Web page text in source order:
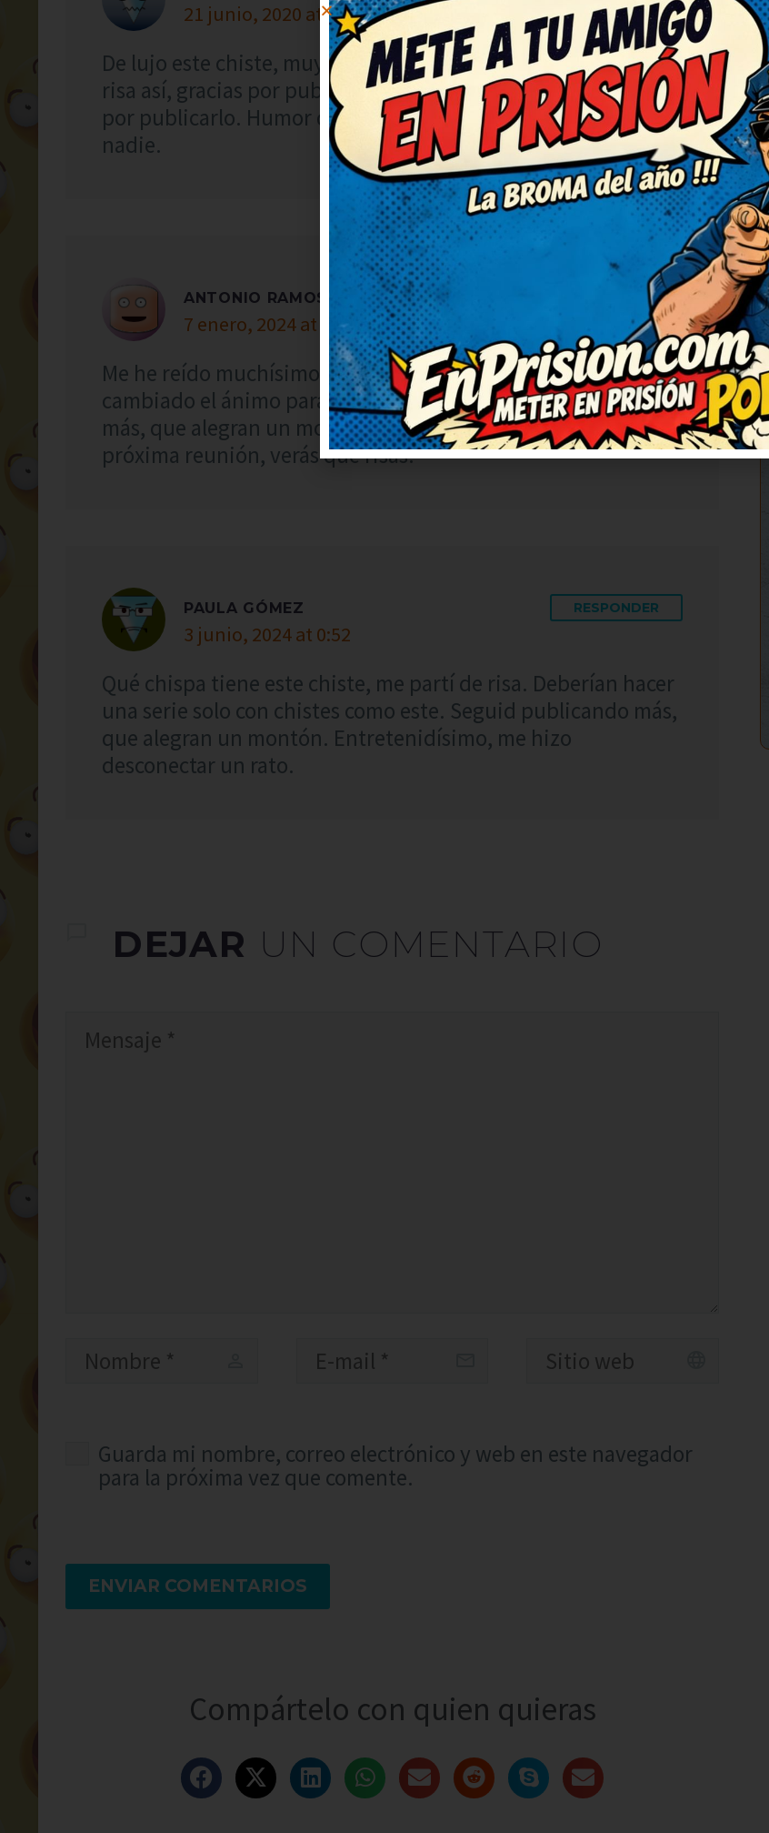
21 junio, 2020 at 1:02
De lujo este chiste, muy simpático y fresco. Necesitaba una
risa así, gracias por publicarlo. Necesitaba una risa así, gracias
por publicarlo. Humor del bueno, con gracia y sin ofender a
nadie.
ANTONIO RAMOS
7 enero, 2024 at 14:29
RESPONDER
Me he reído muchísimo con este chiste, de verdad. Me ha
cambiado el ánimo para bien, gracias. Seguid publicando
más, que alegran un montón. Lo guardo para contarlo en la
próxima reunión, verás qué risas.
PAULA GÓMEZ
3 junio, 2024 at 0:52
RESPONDER
Qué chispa tiene este chiste, me partí de risa. Deberían hacer
una serie solo con chistes como este. Seguid publicando más,
que alegran un montón. Entretenidísimo, me hizo
desconectar un rato.
DEJAR UN COMENTARIO
Guarda mi nombre, correo electrónico y web en este navegador
para la próxima vez que comente.
ENVIAR COMENTARIOS
Compártelo con quien quieras